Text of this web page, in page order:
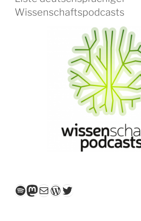
Wissenschaftspodcasts
Spotify
Mastodon
E-MailWordPress
Twitter